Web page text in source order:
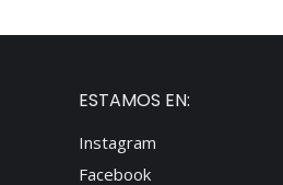
ESTAMOS EN:
Instagram
Facebook